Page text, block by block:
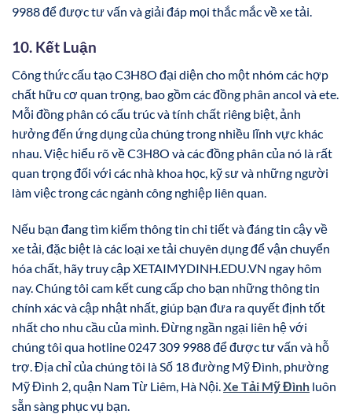
9988 để được tư vấn và giải đáp mọi thắc mắc về xe tải.
10. Kết Luận
Công thức cấu tạo C3H8O đại diện cho một nhóm các hợp
chất hữu cơ quan trọng, bao gồm các đồng phân ancol và ete.
Mỗi đồng phân có cấu trúc và tính chất riêng biệt, ảnh
hưởng đến ứng dụng của chúng trong nhiều lĩnh vực khác
nhau. Việc hiểu rõ về C3H8O và các đồng phân của nó là rất
quan trọng đối với các nhà khoa học, kỹ sư và những người
làm việc trong các ngành công nghiệp liên quan.
Nếu bạn đang tìm kiếm thông tin chi tiết và đáng tin cậy về
xe tải, đặc biệt là các loại xe tải chuyên dụng để vận chuyển
hóa chất, hãy truy cập XETAIMYDINH.EDU.VN ngay hôm
nay. Chúng tôi cam kết cung cấp cho bạn những thông tin
chính xác và cập nhật nhất, giúp bạn đưa ra quyết định tốt
nhất cho nhu cầu của mình. Đừng ngần ngại liên hệ với
chúng tôi qua hotline 0247 309 9988 để được tư vấn và hỗ
trợ. Địa chỉ của chúng tôi là Số 18 đường Mỹ Đình, phường
Mỹ Đình 2, quận Nam Từ Liêm, Hà Nội. Xe Tải Mỹ Đình luôn
sẵn sàng phục vụ bạn.